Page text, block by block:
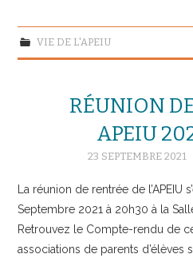
VIE DE L'APEIU
RÉUNION
APEIU
23 SEPTEMBRE 2021
La réunion de rentrée de l’APEIU
Septembre 2021 à 20h30 à la
Retrouvez le Compte-rendu de
associations de parents